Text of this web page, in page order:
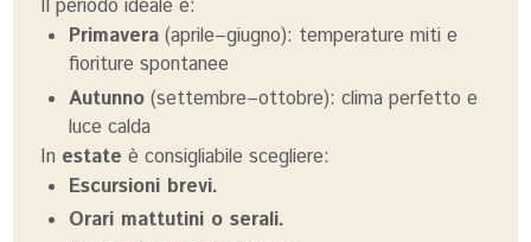
Il periodo ideale è:
Primavera(aprile–giugno): temperature miti e
fioriture spontanee
Autunno(settembre–ottobre): clima perfetto e
luce calda
In estate è consigliabile scegliere:
Escursioni brevi.
Orari mattutini o serali.